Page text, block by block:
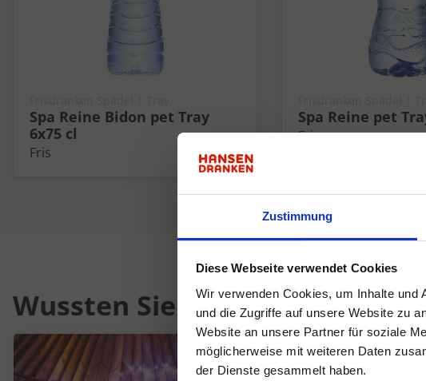
Zustimmung
Diese Webseite verwendet Cookies
Wir verwenden Cookies, um Inhalte und
und die Zugriffe auf unsere Website zu
Website an unsere Partner für soziale
möglicherweise mit weiteren Daten
der Dienste gesammelt haben.
Spa Reine Bidon pet Tray
6x75 cl
Fris
Spa Reine pet
Fris
Wussten Sie schon...